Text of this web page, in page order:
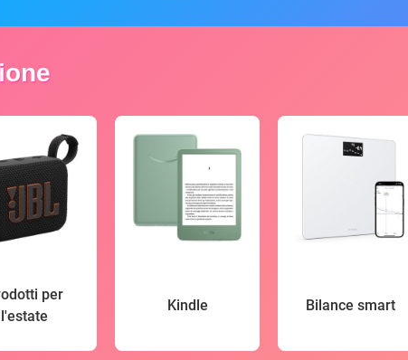
per
l'estate
Kindle Bilance smart